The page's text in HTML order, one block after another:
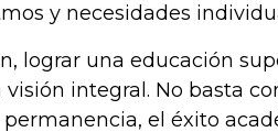
y necesidades
lograr una educación
integral. No basta
el éxito